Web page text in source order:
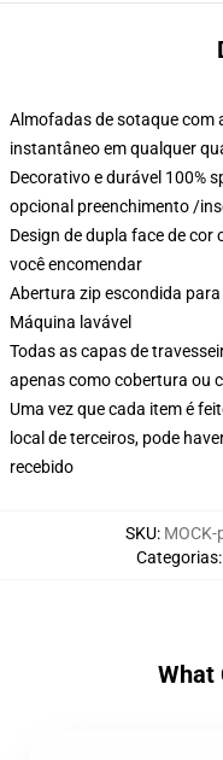
Almofadas de sotaque com
instantâneo em qualquer
Decorativo e durável 100%
opcional preenchimento /
Design de dupla face de
você encomendar
Abertura zip escondida
Máquina lavável
Todas as capas de
apenas como cobertura ou
Uma vez que cada item é
local de terceiros, pode
recebido
SKU:
Categorias:
What